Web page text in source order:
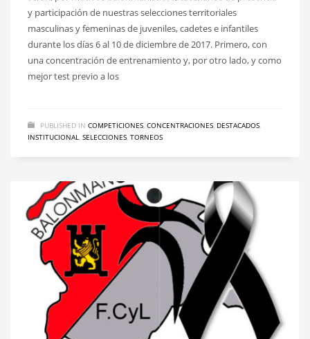
y participación de nuestras selecciones territoriales
masculinas y femeninas de juveniles, cadetes e infantiles
durante los días 6 al 10 de diciembre de 2017. Primero, con
una concentración de entrenamiento y, por otro lado, y como
mejor test previo a los
PUBLISHED IN COMPETICIONES CONCENTRACIONES DESTACADOS
INSTITUCIONAL SELECCIONES TORNEOS